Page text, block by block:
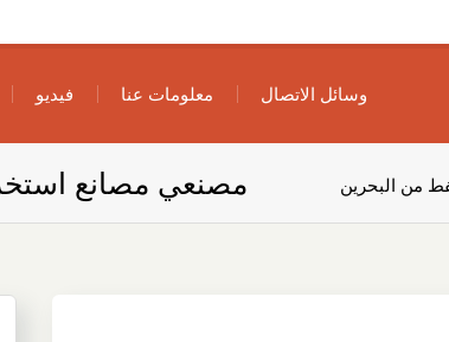
فيديو معلومات عنا وسائل الاتصال
مصنعي مصانع من البحرين